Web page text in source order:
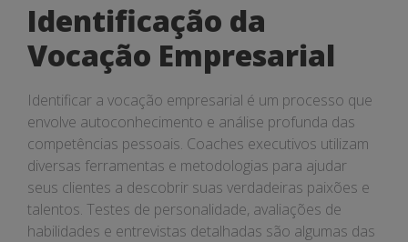
Identificação da
Vocação Empresarial
Identificar a vocação empresarial é um processo que
envolve autoconhecimento e análise profunda das
competências pessoais. Coaches executivos utilizam
diversas ferramentas e metodologias para ajudar
seus clientes a descobrir suas verdadeiras paixões e
talentos. Testes de personalidade, avaliações de
habilidades e entrevistas detalhadas são algumas das